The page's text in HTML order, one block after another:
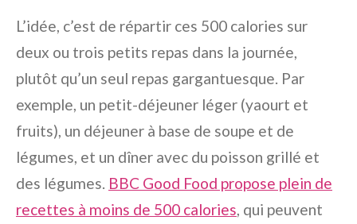
L’idée, c’est de répartir ces 500 calories sur
deux ou trois petits repas dans la journée,
plutôt qu’un seul repas gargantuesque. Par
exemple, un petit-déjeuner léger (yaourt et
fruits), un déjeuner à base de soupe et de
légumes, et un dîner avec du poisson grillé et
des légumes. BBC Good Food propose plein de
recettes à moins de 500 calories, qui peuvent